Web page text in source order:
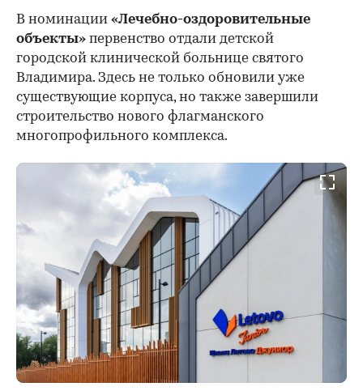
В номинации «Лечебно-оздоровительные
объекты» первенство отдали детской
городской клинической больнице святого
Владимира. Здесь не только обновили уже
существующие корпуса, но также завершили
строительство нового флагманского
многопрофильного комплекса.